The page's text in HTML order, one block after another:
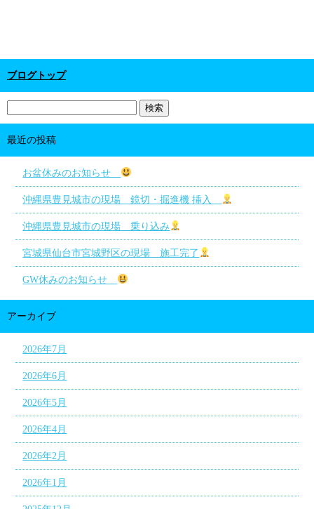
ブログトップ
最近の投稿
お盆休みのお知らせ
沖縄県豊見城市の現場 鏡切・掘進機 挿入
沖縄県豊見城市の現場 乗り込み
宮城県仙台市宮城野区の現場 施工完了
GW休みのお知らせ
アーカイブ
2026年7月
2026年6月
2026年5月
2026年4月
2026年2月
2026年1月